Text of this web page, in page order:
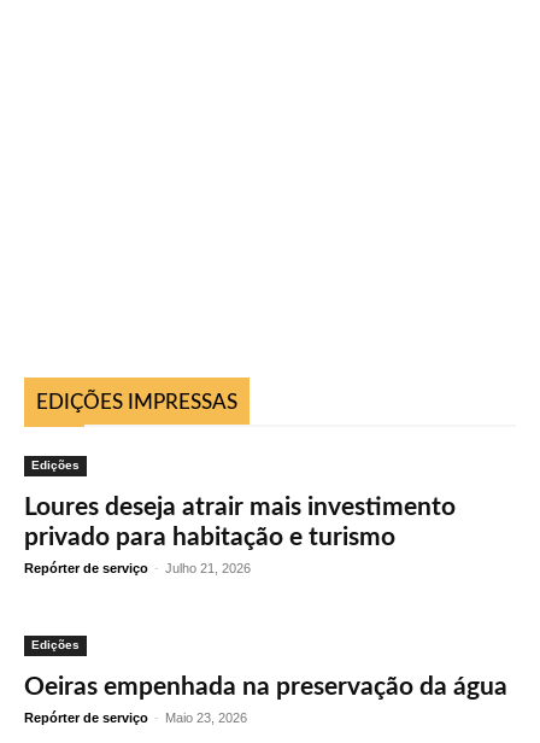
EDIÇÕES IMPRESSAS
Edições
Loures deseja atrair mais investimento
privado para habitação e turismo
Repórter de serviço - Julho 21, 2026
Edições
Oeiras empenhada na preservação da água
Repórter de serviço - Maio 23, 2026